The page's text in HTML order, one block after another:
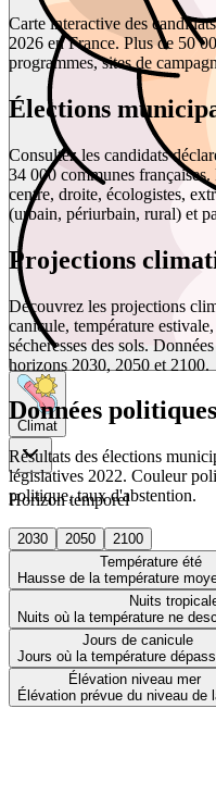
Climat
Horizon temporel
2030 2050
2100
Température été
Hausse de la température
Nuits
Nuits où la température ne
Jours de canicule
Jours où la température
Élévation niveau mer
Élévation prévue du niveau de
Carte interactive des
2026 en France. Plus de 50
programmes, sites de
Élections
Consultez les candidats
34 000 communes
centre, droite, écologistes,
(urbain, périurbain, rural) et
Projections
Découvrez les projections
canicule, température
sécheresses des sols.
horizons 2030, 2050 et 2100.
Données politiques
Résultats des élections
législatives 2022. Couleur
politique, taux d'abstention.